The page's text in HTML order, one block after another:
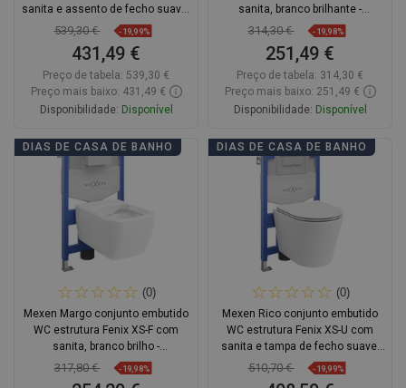
sanita e assento de fecho suave,
cinza escuro mate - 61030724071
539,30 € -19,99%
431,49 €
Preço de tabela: 539,30 €
Preço mais baixo: 431,49 €
Disponibilidade: Disponível
Adicionar
sanita, branco brilhante -
6803388XX00
314,30 € -19,98%
251,49 €
Preço de tabela: 314,30 €
Preço mais baixo: 251,49 €
Disponibilidade: Disponível
Adicionar
DIAS DE CASA DE BANHO
(0)
Mexen Margo conjunto embutido
WC estrutura Fenix XS-F com
sanita, branco brilho -
6803342XX00
317,80 € -19,98%
DIAS DE CASA DE BANHO
(0)
Mexen Rico conjunto embutido
WC estrutura Fenix XS-U com
sanita e tampa de fecho suave,
branco mate - 68530724001
510,70 € -19,99%